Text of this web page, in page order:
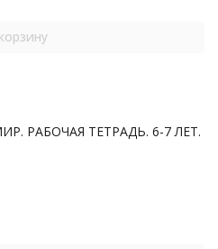
РАБОЧАЯ ТЕТРАДЬ. 6-7 ЛЕТ.